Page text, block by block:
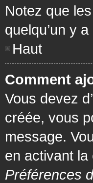
Notez que
quelqu’un y
Haut
Comment
Vous devez
créée, vous
message.
en activant la
Préférences